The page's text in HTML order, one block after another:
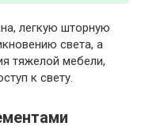
легкую шторную
света, а
тяжелой мебели,
к свету.